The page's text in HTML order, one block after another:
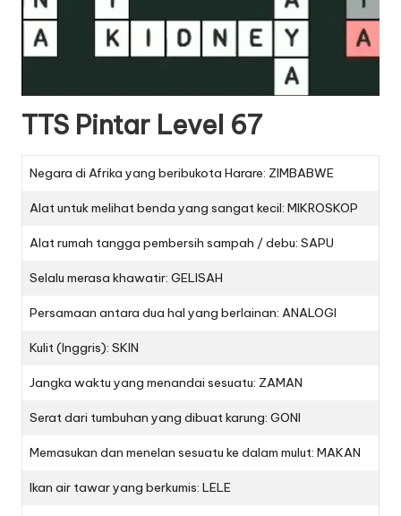
TTS Pintar Level 67
Negara di Afrika yang beribukota Harare: ZIMBABWE
Alat untuk melihat benda yang sangat kecil: MIKROSKOP
Alat rumah tangga pembersih sampah / debu: SAPU
Selalu merasa khawatir: GELISAH
Persamaan antara dua hal yang berlainan: ANALOGI
Kulit (Inggris): SKIN
Jangka waktu yang menandai sesuatu: ZAMAN
Serat dari tumbuhan yang dibuat karung: GONI
Memasukan dan menelan sesuatu ke dalam mulut: MAKAN
Ikan air tawar yang berkumis: LELE